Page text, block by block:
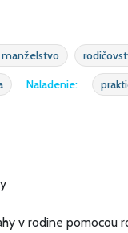
Naladenie:
v rodine pomocou